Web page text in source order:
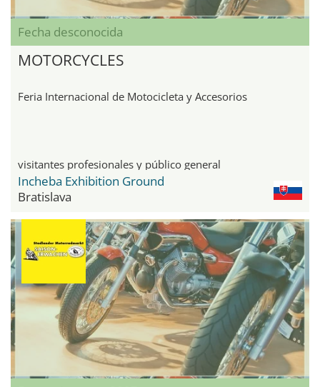
Fecha desconocida
MOTORCYCLES
Feria Internacional de Motocicleta y Accesorios
visitantes profesionales y público general
Incheba Exhibition Ground
Bratislava